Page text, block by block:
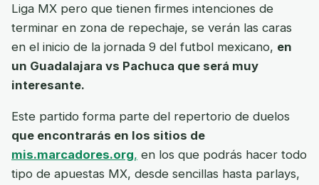
Liga MX pero que tienen firmes intenciones de
terminar en zona de repechaje, se verán las caras
en el inicio de la jornada 9 del futbol mexicano, en
un Guadalajara vs Pachuca que será muy
interesante.
Este partido forma parte del repertorio de duelos
que encontrarás en los sitios de
mis.marcadores.org, en los que podrás hacer todo
tipo de apuestas MX, desde sencillas hasta parlays,